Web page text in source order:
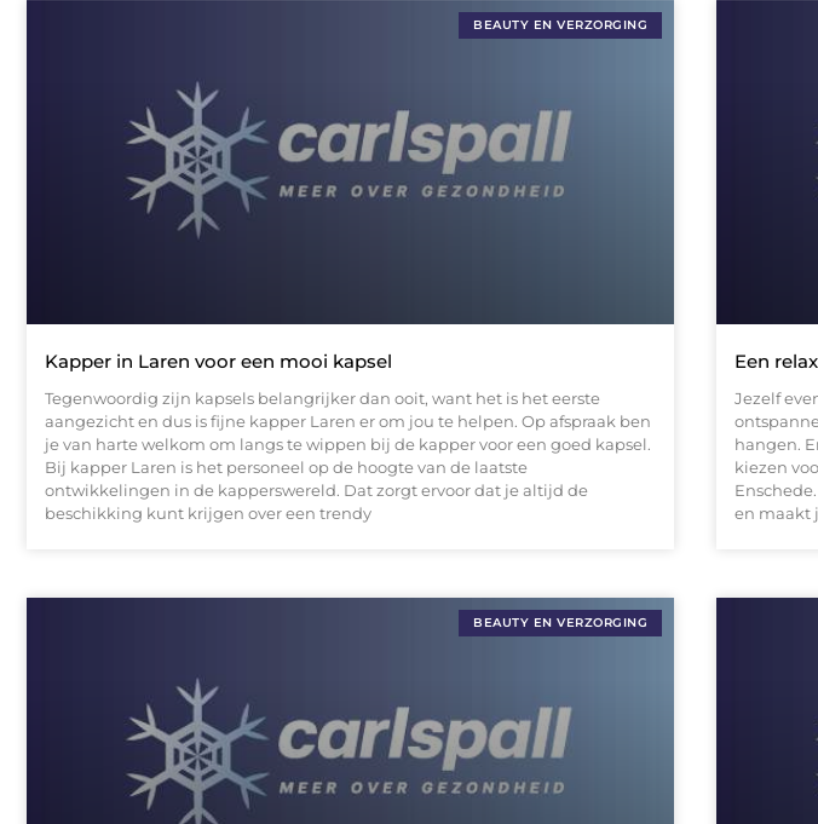
BEAUTY EN VERZORGING
Kapper in Laren voor een mooi kapsel
Tegenwoordig zijn kapsels belangrijker dan ooit, want het is het eerste
aangezicht en dus is fijne kapper Laren er om jou te helpen. Op afspraak ben
je van harte welkom om langs te wippen bij de kapper voor een goed kapsel.
Bij kapper Laren is het personeel op de hoogte van de laatste
ontwikkelingen in de kapperswereld. Dat zorgt ervoor dat je altijd de
beschikking kunt krijgen over een trendy
Een
Jezelf
hangen.
kiezen
en maakt
BEAUTY EN VERZORGING